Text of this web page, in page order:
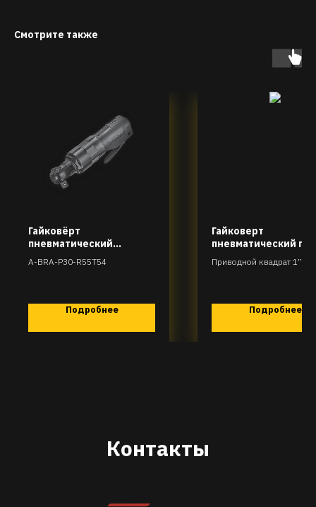
Смотрите также
Гайковёрт
пневматический
типа (10 мм)
A-BRA-P30-R55T54
Подробнее
Гайковерт
пневматический
ударный с
шпинделем 6.
Приводной квадрат 1’’
Подробнее
Контакты